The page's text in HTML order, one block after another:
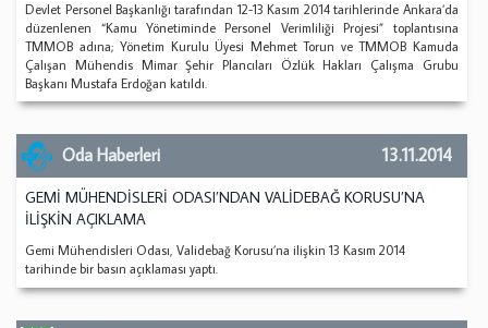
Devlet Personel Başkanlığı tarafından 12-13 Kasım 2014 tarihlerinde Ankara’da
düzenlenen “Kamu Yönetiminde Personel Verimliliği Projesi” toplantısına
TMMOB adına; Yönetim Kurulu Üyesi Mehmet Torun ve TMMOB Kamuda
Çalışan Mühendis Mimar Şehir Plancıları Özlük Hakları Çalışma Grubu
Başkanı Mustafa Erdoğan katıldı.
Oda Haberleri 13.11.2014
GEMİ MÜHENDİSLERİ ODASI’NDAN VALİDEBAĞ KORUSU’NA
İLİŞKİN AÇIKLAMA
Gemi Mühendisleri Odası, Validebağ Korusu’na ilişkin 13 Kasım 2014
tarihinde bir basın açıklaması yaptı.